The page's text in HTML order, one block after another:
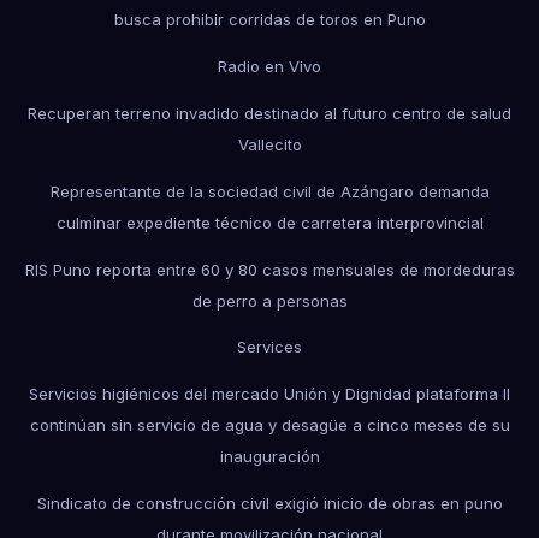
busca prohibir corridas de toros en Puno
Radio en Vivo
Recuperan terreno invadido destinado al futuro centro de salud
Vallecito
Representante de la sociedad civil de Azángaro demanda
culminar expediente técnico de carretera interprovincial
RIS Puno reporta entre 60 y 80 casos mensuales de mordeduras
de perro a personas
Services
Servicios higiénicos del mercado Unión y Dignidad plataforma II
continúan sin servicio de agua y desagüe a cinco meses de su
inauguración
Sindicato de construcción civil exigió inicio de obras en puno